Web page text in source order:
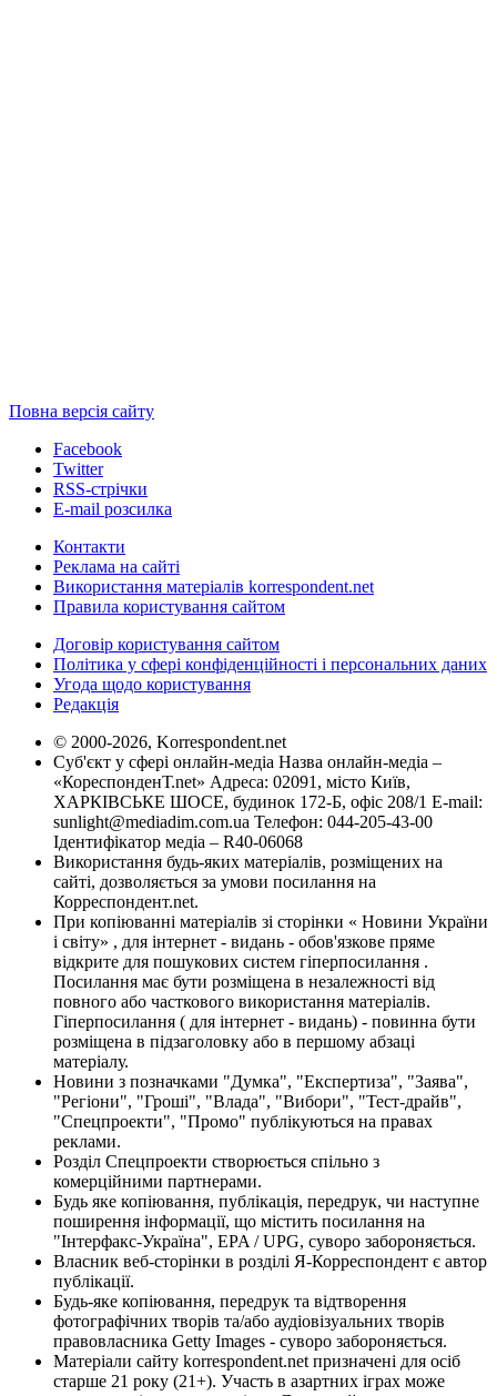
Повна версія сайту
Facebook
Twitter
RSS-стрічки
E-mail розсилка
Контакти
Реклама на сайті
Використання матеріалів korrespondent.net
Правила користування сайтом
Договір користування сайтом
Політика у сфері конфіденційності і персональних даних
Угода щодо користування
Редакція
© 2000-2026, Korrespondent.net
Суб'єкт у сфері онлайн-медіа Назва онлайн-медіа –
«КореспонденТ.net» Адреса: 02091, місто Київ,
ХАРКІВСЬКЕ ШОСЕ, будинок 172-Б, офіс 208/1 E-mail:
sunlight@mediadim.com.ua Телефон: 044-205-43-00
Ідентифікатор медіа – R40-06068
Використання будь-яких матеріалів, розміщених на
сайті, дозволяється за умови посилання на
Корреспондент.net.
При копіюванні матеріалів зі сторінки « Новини України
і світу» , для інтернет - видань - обов'язкове пряме
відкрите для пошукових систем гіперпосилання .
Посилання має бути розміщена в незалежності від
повного або часткового використання матеріалів.
Гіперпосилання ( для інтернет - видань) - повинна бути
розміщена в підзаголовку або в першому абзаці
матеріалу.
Новини з позначками "Думка", "Експертиза", "Заява",
"Регіони", "Гроші", "Влада", "Вибори", "Тест-драйв",
"Спецпроекти", "Промо" публікуються на правах
реклами.
Розділ Спецпроекти створюється спільно з
комерційними партнерами.
Будь яке копіювання, публікація, передрук, чи наступне
поширення інформації, що містить посилання на
"Інтерфакс-Україна", EPA / UPG, суворо забороняється.
Власник веб-сторінки в розділі Я-Корреспондент є автор
публікації.
Будь-яке копіювання, передрук та відтворення
фотографічних творів та/або аудіовізуальних творів
правовласника Getty Images - суворо забороняється.
Матеріали сайту korrespondent.net призначені для осіб
старше 21 року (21+). Участь в азартних іграх може